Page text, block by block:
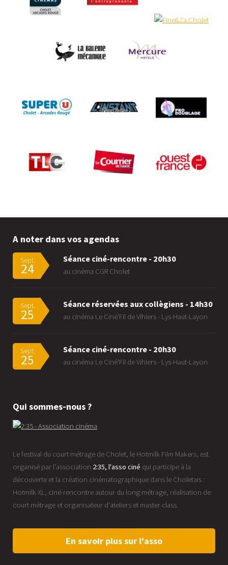
A noter dans vos agendas
Sept.
24
Séance ciné-rencontre - 20h30
au cinéma CGR Cholet
Sept.
25
Séance réservées aux collègiens - 14h30
au cinéma Le Ciné'Fil de Vihiers - Lys-Haut-Layon
Sept.
25
Séance ciné-rencontre - 20h30
au cinéma Le Ciné'Fil de Vihiers - Lys-Haut-Layon
Qui sommes-nous ?
Le festival du court métrage de Cholet, le Hotmilk Film Makers, est
organisé par l'association 2:35, l'asso ciné qui participe à la
découverte et la création cinématographique dans le Choletais :
Hotmilk XL, ciné-rencontre autour du long métrage, réalisation de
court métrage et organisateur d'ateliers et master class.
En savoir plus sur l'asso